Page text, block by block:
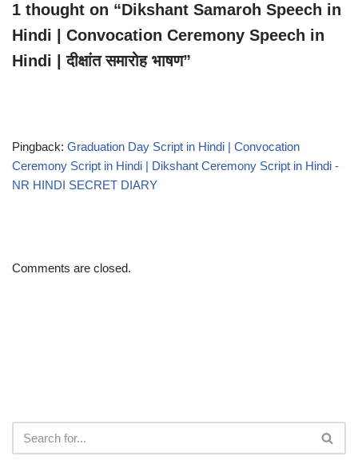
1 thought on “Dikshant Samaroh Speech in
Hindi | Convocation Ceremony Speech in
Hindi | दीक्षांत समारोह भाषण”
Pingback: Graduation Day Script in Hindi | Convocation
Ceremony Script in Hindi | Dikshant Ceremony Script in Hindi -
NR HINDI SECRET DIARY
Comments are closed.